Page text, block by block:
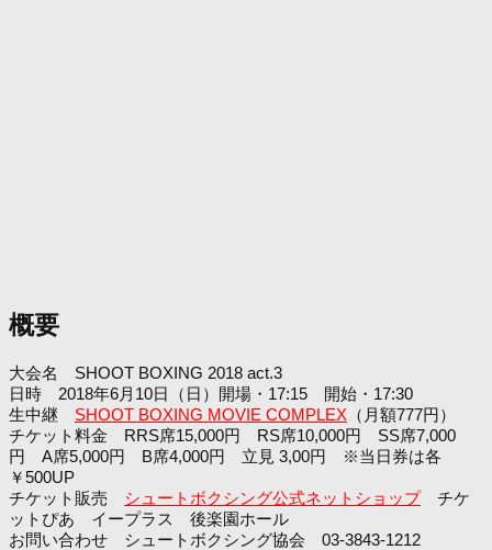
概要
大会名 SHOOT BOXING 2018 act.3
日時 2018年6月10日（日）開場・17:15 開始・17:30
生中継 SHOOT BOXING MOVIE COMPLEX （月額777円）
チケット料金 RRS席15,000円 RS席10,000円 SS席7,000
円 A席5,000円 B席4,000円 立見 3,00円 ※当日券は各
￥500UP
チケット販売 シュートボクシング公式ネットショップチケ
ットぴあ イープラス 後楽園ホール
お問い合わせ シュートボクシング協会 03-3843-1212